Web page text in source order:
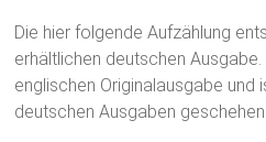
Die hier folgende Aufzählung
erhältlichen deutschen
englischen Originalausgabe und
deutschen Ausgaben